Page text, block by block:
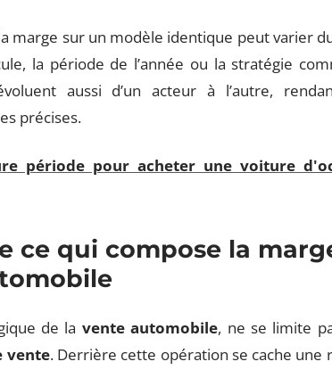
marge sur un modèle identique peut varier
la période de l’année ou la stratégie
aussi d’un acteur à l’autre,
précises.
période pour acheter une voiture
ce qui compose la
de la vente automobile, ne se limite
vente. Derrière cette opération se cache une